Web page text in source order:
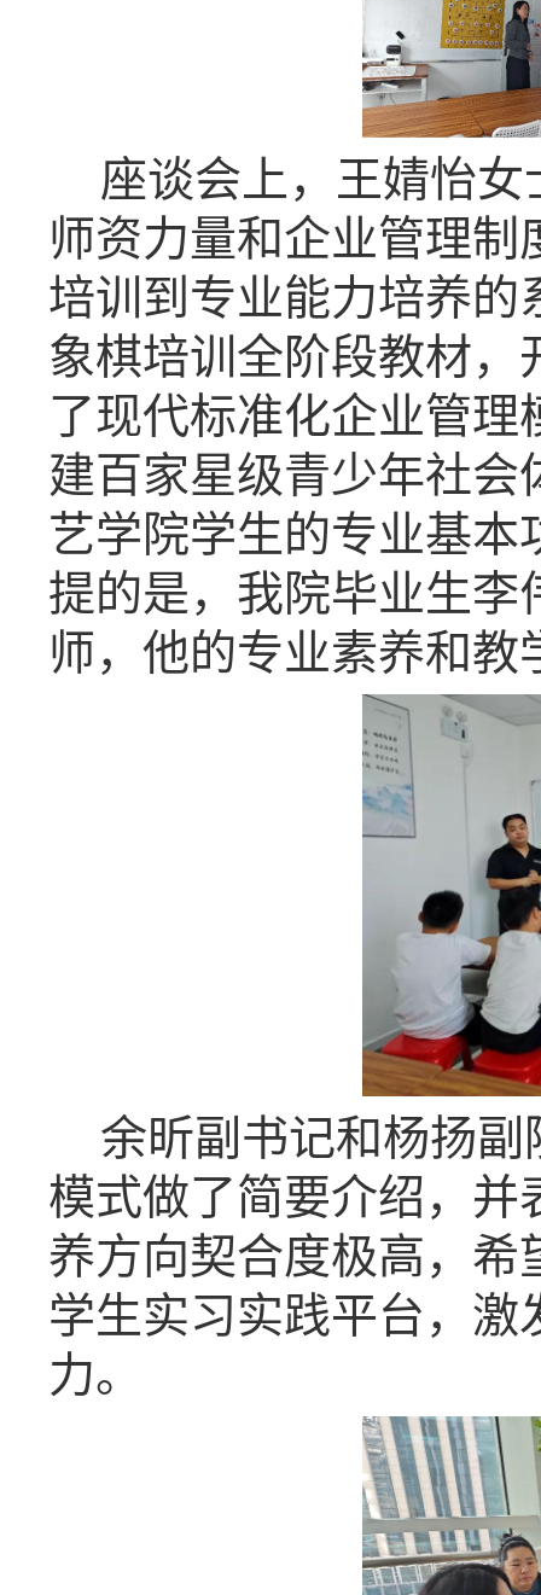
座谈会上，王婧怡
师资力量和企业管理
培训到专业能力培养的
象棋培训全阶段教材
了现代标准化企业管理
建百家星级青少年社会
艺学院学生的专业基
提的是，我院毕业生李
师，他的专业素养和
余昕副书记和杨扬
模式做了简要介绍，并
养方向契合度极高，希
学生实习实践平台，
力。